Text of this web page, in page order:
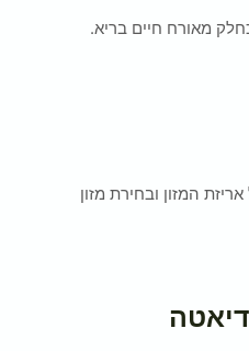
מאורח חיים בריא.
המזון ובחירת מזון